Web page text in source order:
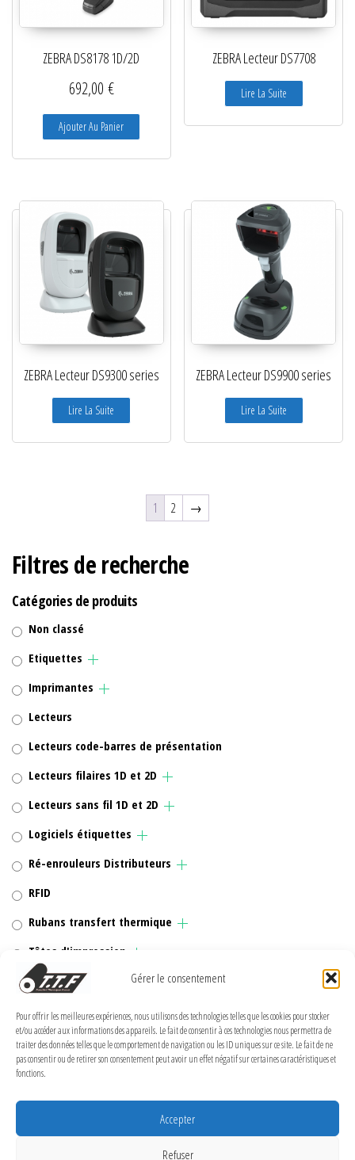
Gérer le consentement
Pour offrir les meilleures expériences, nous utilisons des technologies telles que les cookies pour stocker
et/ou accéder aux informations des appareils. Le fait de consentir à ces technologies nous permettra de
traiter des données telles que le comportement de navigation ou les ID uniques sur ce site. Le fait de ne
pas consentir ou de retirer son consentement peut avoir un effet négatif sur certaines caractéristiques et
fonctions.
Accepter
Refuser
ZEBRA DS8178 1D/2D
692,00 €
Ajouter Au Panier
ZEBRA Lecteur DS7708
Lire La Suite
ZEBRA Lecteur DS9300 series
Lire La Suite
ZEBRA Lecteur DS9900 series
Lire La Suite
1 2 →
Filtres de recherche
Catégories de produits
Non classé
Etiquettes
Imprimantes
Lecteurs
Lecteurs code-barres de présentation
Lecteurs filaires 1D et 2D
Lecteurs sans fil 1D et 2D
Logiciels étiquettes
Ré-enrouleurs Distributeurs
RFID
Rubans transfert thermique
Têtes d'impression
MENTIONS LÉGALES
Politique de confidentialité
Conditions Générales de Vente